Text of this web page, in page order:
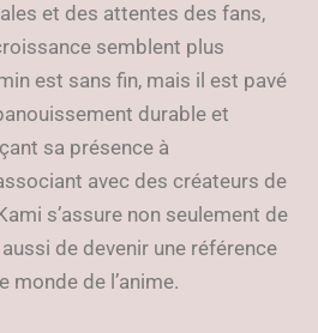
et des attentes des fans,
semblent plus
est sans fin, mais il est pavé
durable et
sa présence à
avec des créateurs de
s’assure non seulement de
de devenir une référence
monde de l’anime.